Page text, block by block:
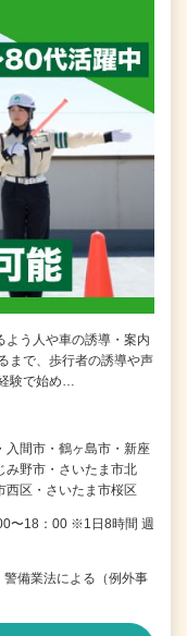
よう人や車の誘導・案内
まで、歩行者の誘導や声
験で始め…
入間市・鶴ヶ島市・新座
み野市・さいたま市北
西区・さいたま市桜区
〜18：00 ※1日8時間 週
備業法による（例外事